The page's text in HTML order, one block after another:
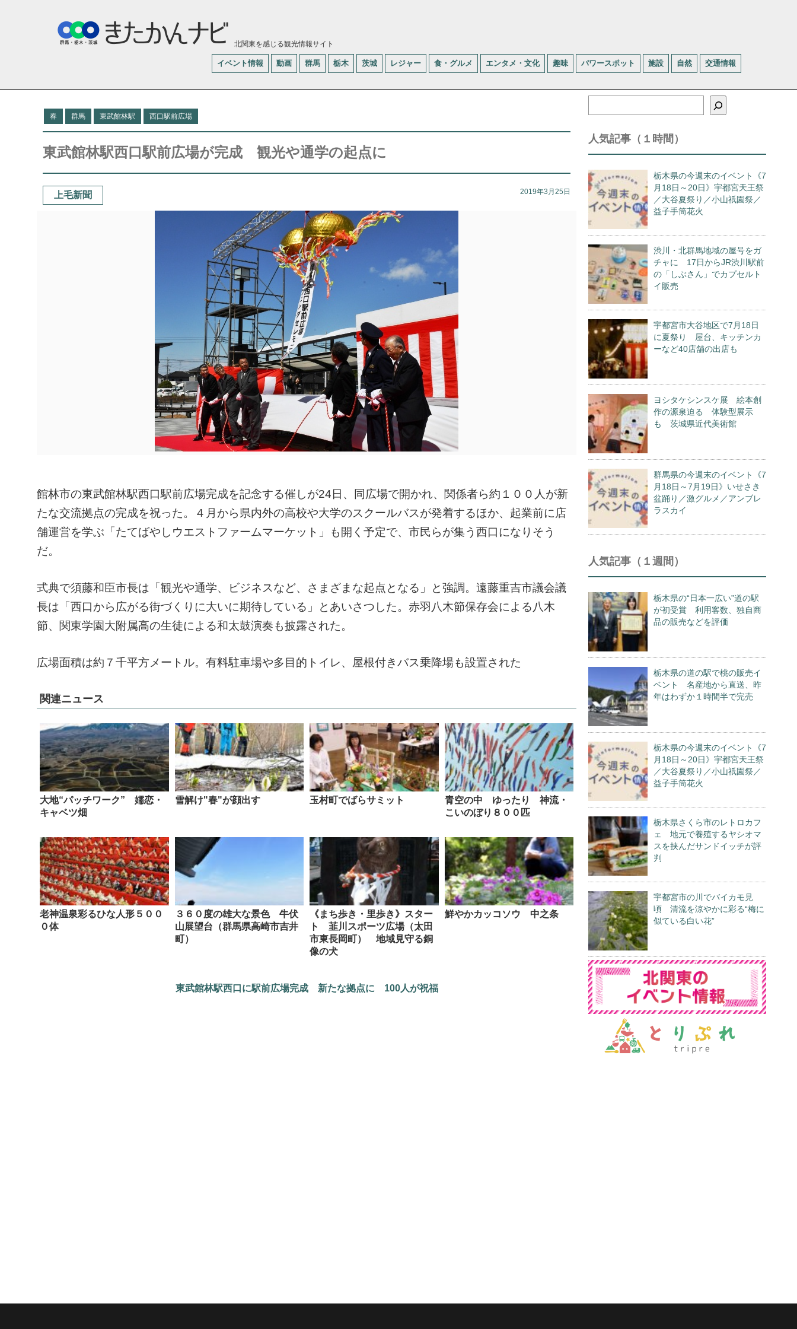
北関東を感じる観光情報サイト
イベント情報 動画 群馬 栃木 茨城 レジャー 食・グルメ エンタメ・文化 趣味 パワースポット 施設 自然 交通情報
春 群馬 東武館林駅 西口駅前広場
東武館林駅西口駅前広場が完成 観光や通学の起点に
上毛新聞 2019年3月25日
館林市の東武館林駅西口駅前広場完成を記念する催しが24日、同広場で開かれ、関係者ら約１００人が新
たな交流拠点の完成を祝った。４月から県内外の高校や大学のスクールバスが発着するほか、起業前に店
舗運営を学ぶ「たてばやしウエストファームマーケット」も開く予定で、市民らが集う西口になりそう
だ。
式典で須藤和臣市長は「観光や通学、ビジネスなど、さまざまな起点となる」と強調。遠藤重吉市議会議
長は「西口から広がる街づくりに大いに期待している」とあいさつした。赤羽八木節保存会による八木
節、関東学園大附属高の生徒による和太鼓演奏も披露された。
広場面積は約７千平方メートル。有料駐車場や多目的トイレ、屋根付きバス乗降場も設置された
関連ニュース
大地“パッチワーク” 嬬恋・
キャベツ畑
雪解け"春"が顔出す 玉村町でばらサミット
青空の中 ゆったり 神流・
こいのぼり８００匹
老神温泉彩るひな人形５００
０体
３６０度の雄大な景色 牛伏
山展望台（群馬県高崎市吉井
町）
《まち歩き・里歩き》スター
ト 韮川スポーツ広場（太田
市東長岡町） 地域見守る銅
像の犬
鮮やかカッコソウ 中之条
東武館林駅西口に駅前広場完成 新たな拠点に 100人が祝福
索
人気記事（１時間）
栃木県の今週末のイベント《7
月18日～20日》宇都宮天王祭
／大谷夏祭り／小山祇園祭／
益子手筒花火
渋川・北群馬地域の屋号をガ
チャに 17日からJR渋川駅前
の「しぶさん」でカプセルト
イ販売
宇都宮市大谷地区で7月18日
に夏祭り 屋台、キッチンカ
ーなど40店舗の出店も
ヨシタケシンスケ展 絵本創
作の源泉迫る 体験型展示
も 茨城県近代美術館
群馬県の今週末のイベント《7
月18日～7月19日》いせさき
盆踊り／激グルメ／アンブレ
ラスカイ
人気記事（１週間）
栃木県の“日本一広い”道の駅
が初受賞 利用客数、独自商
品の販売などを評価
栃木県の道の駅で桃の販売イ
ベント 名産地から直送、昨
年はわずか１時間半で完売
栃木県の今週末のイベント《7
月18日～20日》宇都宮天王祭
／大谷夏祭り／小山祇園祭／
益子手筒花火
栃木県さくら市のレトロカフ
ェ 地元で養殖するヤシオマ
スを挟んだサンドイッチが評
判
宇都宮市の川でバイカモ見
頃 清流を涼やかに彩る“梅に
似ている白い花”